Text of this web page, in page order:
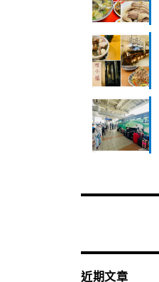
近期文章